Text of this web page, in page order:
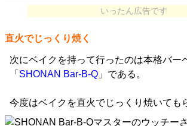
いったん広告です
直火でじっくり焼く
次にベイクを持って行ったのは本格バー
「 SHONAN Bar-B-Q 」である。
今度はベイクを直火でじっくり焼いても